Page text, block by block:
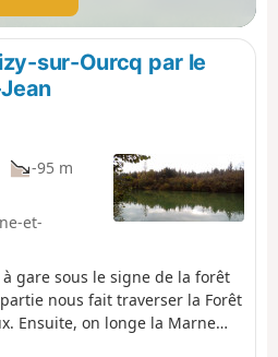
sur-Ourcq par le
-95 m
et-
gare sous le signe de la forêt
nous fait traverser la Forêt
Ensuite, on longe la Marne